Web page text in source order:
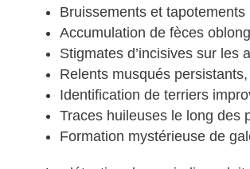
Bruissements et
Accumulation de fèces
Stigmates d’incisives sur les
Relents musqués
Identification de terriers
Traces huileuses le long des
Formation mystérieuse de